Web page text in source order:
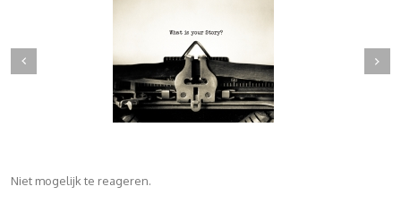
Niet mogelijk te reageren.